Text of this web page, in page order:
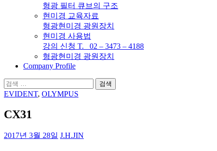
형광 필터 큐브의 구조
현미경 교육자료
형광현미경 광원장치
현미경 사용법
강의 신청 T. 02 – 3473 – 4188
형광현미경 광원장치
Company Profile
검
색:
EVIDENT, OLYMPUS
CX31
2017년 3월 28일 J.H.JIN